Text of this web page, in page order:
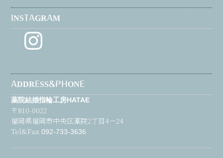
INSTAGRAM
Instagram
ADDRESS&PHONE
薬院結婚指輪工房HATAE
〒810-0022
福岡県福岡市中央区薬院2丁目4－24
Tel&Fax092-733-3636